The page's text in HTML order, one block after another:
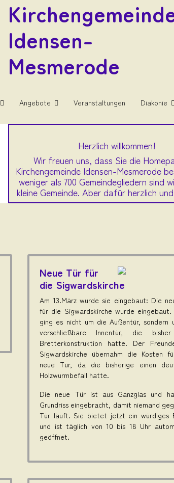
Idensen-
Mesmerode
Angebote Veranstaltungen Diakonie
Herzlich willkommen!
Wir freuen uns, dass Sie die
Kirchengemeinde Idensen-Mesmerode
weniger als 700 Gemeindegliedern sind
kleine Gemeinde. Aber dafür herzlich
Neue Tür für
die Sigwardskirche
Am 13.März wurde sie eingebaut: Die
für die Sigwardskirche wurde
ging es nicht um die Außentür, sondern
verschließbare Innentür, die
Bretterkonstruktion hatte. Der
Sigwardskirche übernahm die Kosten
neue Tür, da die bisherige einen
Holzwurmbefall hatte.
Die neue Tür ist aus Ganzglas und
Grundriss eingebracht, damit niemand
Tür läuft. Sie bietet jetzt ein würdiges
und ist täglich von 10 bis 18 Uhr
geöffnet.